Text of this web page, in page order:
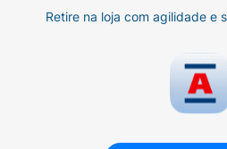
Retire na loja com agilidade e